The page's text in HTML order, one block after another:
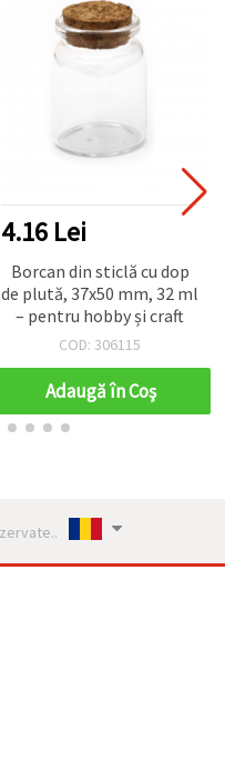
4.16 Lei
Borcan din sticlă cu dop
de plută, 37x50 mm, 32 ml
– pentru hobby și craft
COD: 306115
Adaugă în Coş